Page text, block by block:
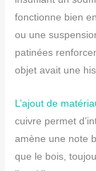
fonctionne bien
ou une
patinées
objet avait une
L’ajout de
cuivre permet
amène une note
que le bois,